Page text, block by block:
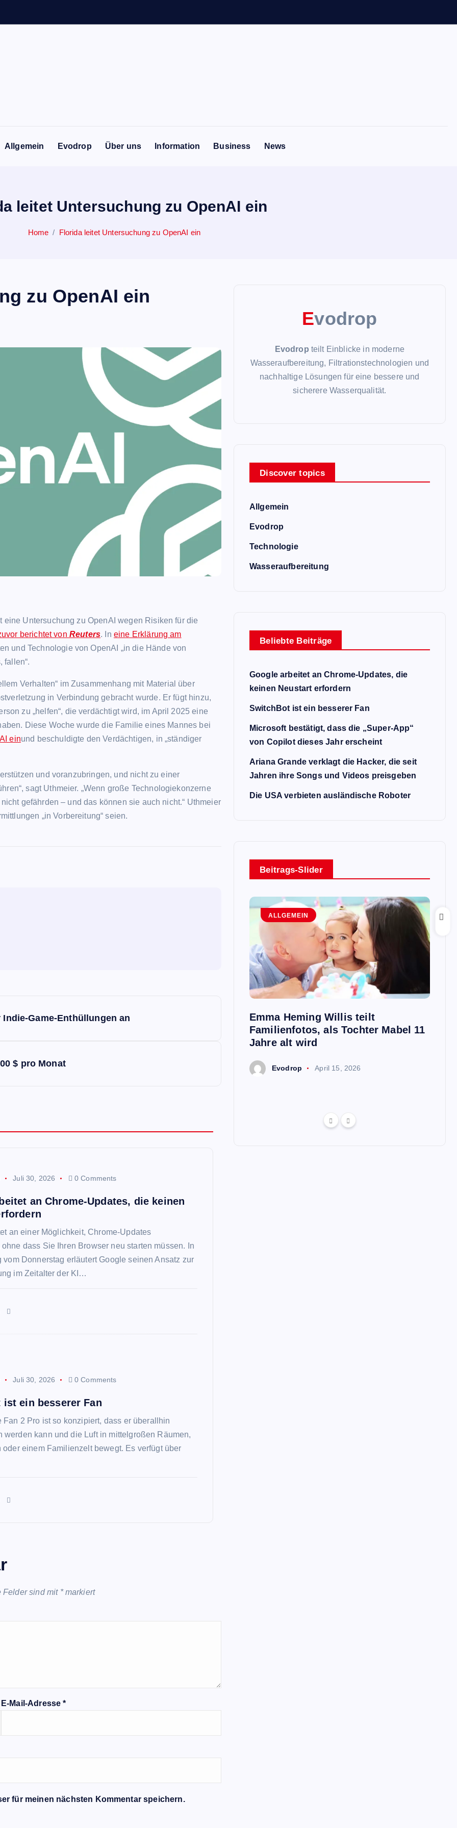
Allgemein Evodrop Über uns Information Business News
leitet Untersuchung zu OpenAI ein
Home Florida leitet Untersuchung zu OpenAI ein
zu OpenAI ein
Untersuchung zu OpenAI wegen Risiken für die
berichtet von Reuters. In eine Erklärung am
und Technologie von OpenAI „in die Hände von
fallen“.
Verhalten“ im Zusammenhang mit Material über
in Verbindung gebracht wurde. Er fügt hinzu,
zu „helfen“, die verdächtigt wird, im April 2025 eine
Diese Woche wurde die Familie eines Mannes bei
einund beschuldigte den Verdächtigen, in „ständiger
und voranzubringen, und nicht zu einer
sagt Uthmeier. „Wenn große Technologiekonzerne
gefährden – und das können sie auch nicht.“ Uthmeier
„in Vorbereitung“ seien.
Game-Enthüllungen an
$ pro Monat
Juli 30, 2026 0 Comments
an Chrome-Updates, die keinen
an einer Möglichkeit, Chrome-Updates
dass Sie Ihren Browser neu starten müssen. In
vom Donnerstag erläutert Google seinen Ansatz zur
im Zeitalter der KI…
Juli 30, 2026 0 Comments
ein besserer Fan
Fan 2 Pro ist so konzipiert, dass er überallhin
werden kann und die Luft in mittelgroßen Räumen,
oder einem Familienzelt bewegt. Es verfügt über
Felder sind mit *markiert
E-Mail-Adresse*
für meinen nächsten Kommentar speichern.
Evodrop
Evodrop teilt Einblicke in moderne
Wasseraufbereitung, Filtrationstechnologien und
nachhaltige Lösungen für eine bessere und
sicherere Wasserqualität.
Discover topics
Allgemein
Evodrop
Technologie
Wasseraufbereitung
Beliebte Beiträge
Google arbeitet an Chrome-Updates, die
keinen Neustart erfordern
SwitchBot ist ein besserer Fan
Microsoft bestätigt, dass die „Super-App“
von Copilot dieses Jahr erscheint
Ariana Grande verklagt die Hacker, die seit
Jahren ihre Songs und Videos preisgeben
Die USA verbieten ausländische Roboter
Beitrags-Slider
Lionel Messi: Einige Fans pfeifen,
ALLGEMEIN
Emma Heming Willis teilt
Familienfotos, als Tochter Mabel 11
Jahre alt wird
Evodrop April 15, 2026